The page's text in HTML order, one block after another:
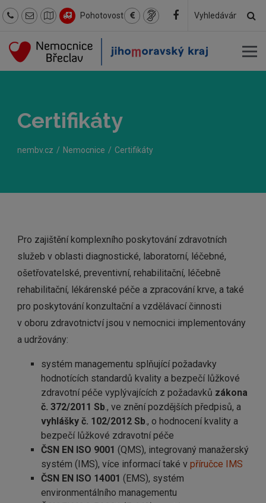
Pohotovost
Hledaný
Certifikáty
nembv.cz Nemocnice Certifikáty
Pro zajištění komplexního poskytování zdravotních
služeb v oblasti diagnostické, laboratorní, léčebné,
ošetřovatelské, preventivní, rehabilitační, léčebně
rehabilitační, lékárenské péče a zpracování krve, a také
pro poskytování konzultační a vzdělávací činnosti
v oboru zdravotnictví jsou v nemocnici implementovány
a udržovány:
systém managementu splňující požadavky
hodnotících standardů kvality a bezpečí lůžkové
zdravotní péče vyplývajících z požadavků zákona
č. 372/2011 Sb., ve znění pozdějších předpisů, a
vyhlášky č. 102/2012 Sb., o hodnocení kvality a
bezpečí lůžkové zdravotní péče
ČSN EN ISO 9001 (QMS), integrovaný manažerský
systém (IMS), více informací také v příručce IMS
ČSN EN ISO 14001 (EMS), systém
environmentálního managementu